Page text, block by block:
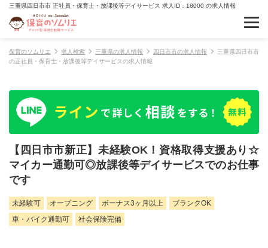
三重県四日市市 正社員・保育士・放課後等デイサービス 求人ID：18000 の求人情報
保育のソムリエ 求人検索 三重県の求人情報 四日市市の求人情報
三重県四日市市
の正社員・保育士・放課後等デイサービスの求人情報
【四日市市新正】未経験OK！資格取得支援あり☆
マイカー通勤可◎放課後等デイサービスでのお仕事
です
未経験可 オープニング ボーナス3ヶ月以上
ブランクOK
車・バイク通勤可
社会保険完備